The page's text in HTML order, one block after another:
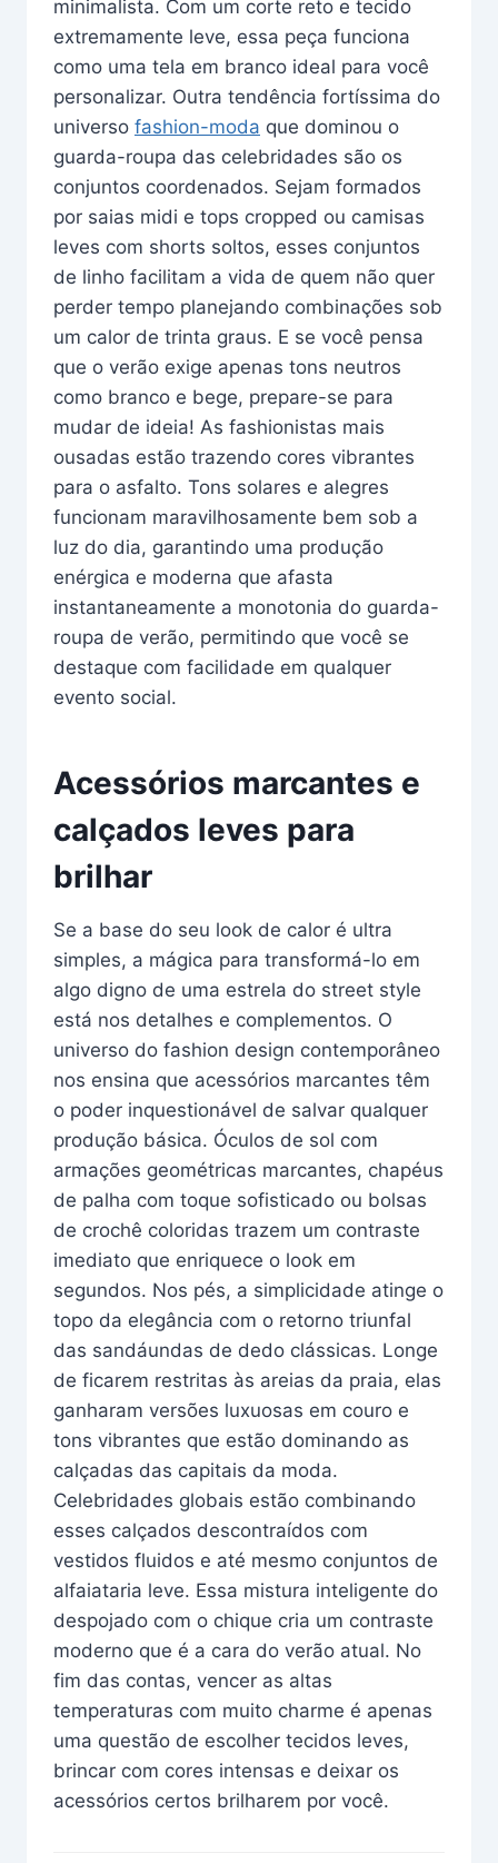
minimalista. Com um corte reto e tecido
extremamente leve, essa peça funciona
como uma tela em branco ideal para você
personalizar. Outra tendência fortíssima do
universo fashion-moda que dominou o
guarda-roupa das celebridades são os
conjuntos coordenados. Sejam formados
por saias midi e tops cropped ou camisas
leves com shorts soltos, esses conjuntos
de linho facilitam a vida de quem não quer
perder tempo planejando combinações sob
um calor de trinta graus. E se você pensa
que o verão exige apenas tons neutros
como branco e bege, prepare-se para
mudar de ideia! As fashionistas mais
ousadas estão trazendo cores vibrantes
para o asfalto. Tons solares e alegres
funcionam maravilhosamente bem sob a
luz do dia, garantindo uma produção
enérgica e moderna que afasta
instantaneamente a monotonia do guarda-
roupa de verão, permitindo que você se
destaque com facilidade em qualquer
evento social.
Acessórios marcantes e
calçados leves para
brilhar
Se a base do seu look de calor é ultra
simples, a mágica para transformá-lo em
algo digno de uma estrela do street style
está nos detalhes e complementos. O
universo do fashion design contemporâneo
nos ensina que acessórios marcantes têm
o poder inquestionável de salvar qualquer
produção básica. Óculos de sol com
armações geométricas marcantes, chapéus
de palha com toque sofisticado ou bolsas
de crochê coloridas trazem um contraste
imediato que enriquece o look em
segundos. Nos pés, a simplicidade atinge o
topo da elegância com o retorno triunfal
das sandáundas de dedo clássicas. Longe
de ficarem restritas às areias da praia, elas
ganharam versões luxuosas em couro e
tons vibrantes que estão dominando as
calçadas das capitais da moda.
Celebridades globais estão combinando
esses calçados descontraídos com
vestidos fluidos e até mesmo conjuntos de
alfaiataria leve. Essa mistura inteligente do
despojado com o chique cria um contraste
moderno que é a cara do verão atual. No
fim das contas, vencer as altas
temperaturas com muito charme é apenas
uma questão de escolher tecidos leves,
brincar com cores intensas e deixar os
acessórios certos brilharem por você.